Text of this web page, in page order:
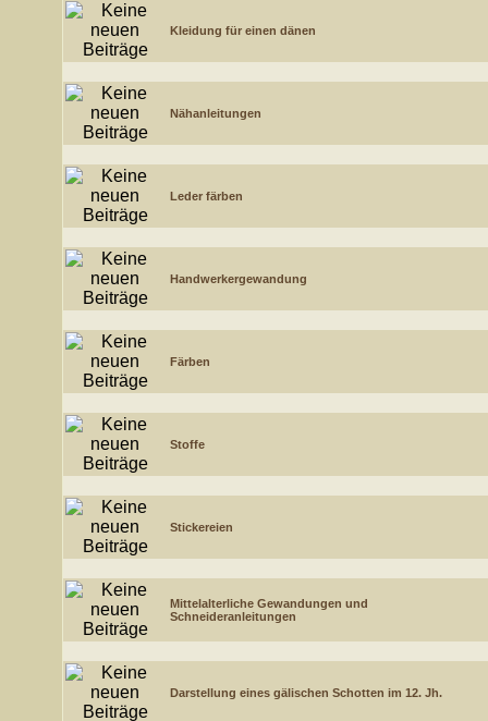
Kleidung für einen dänen
Nähanleitungen
Leder färben
Handwerkergewandung
Färben
Stoffe
Stickereien
Mittelalterliche Gewandungen und
Schneideranleitungen
Darstellung eines gälischen Schotten im 12. Jh.